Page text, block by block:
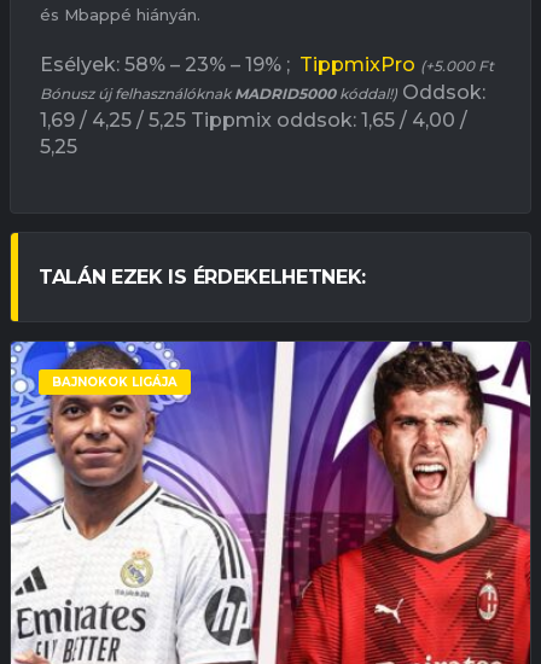
és Mbappé hiányán.
Esélyek: 58% – 23% – 19% ; TippmixPro (+5.000 Ft
Bónusz új felhasználóknak MADRID5000kóddal!) Oddsok:
1,69 / 4,25 / 5,25 Tippmix oddsok: 1,65 / 4,00 /
5,25
TALÁN EZEK IS ÉRDEKELHETNEK:
BAJNOKOK LIGÁJA